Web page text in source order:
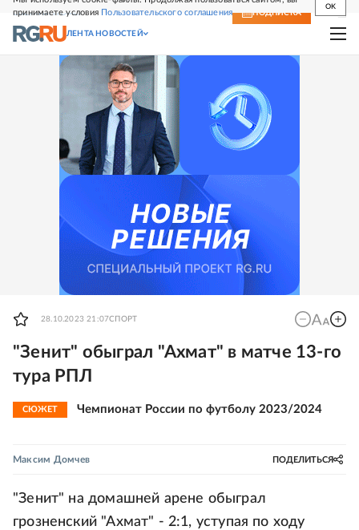
принимаете условия Пользовательского соглашения
OK
СВЕЖИЙ НОМЕР ПОДПИСКА
ЛЕНТА НОВОСТЕЙ
28.10.2023 21:07СПОРТ
"Зенит" обыграл "Ахмат" в матче 13-го
тура РПЛ
СЮЖЕТ Чемпионат России по футболу 2023/2024
Максим Домчев ПОДЕЛИТЬСЯ
"Зенит" на домашней арене обыграл
грозненский "Ахмат" - 2:1, уступая по ходу